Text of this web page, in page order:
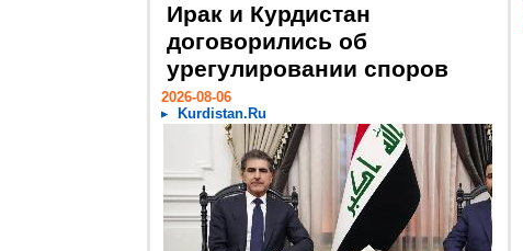
Ирак и Курдистан
договорились об
урегулировании споров
2026-08-06
Kurdistan.Ru